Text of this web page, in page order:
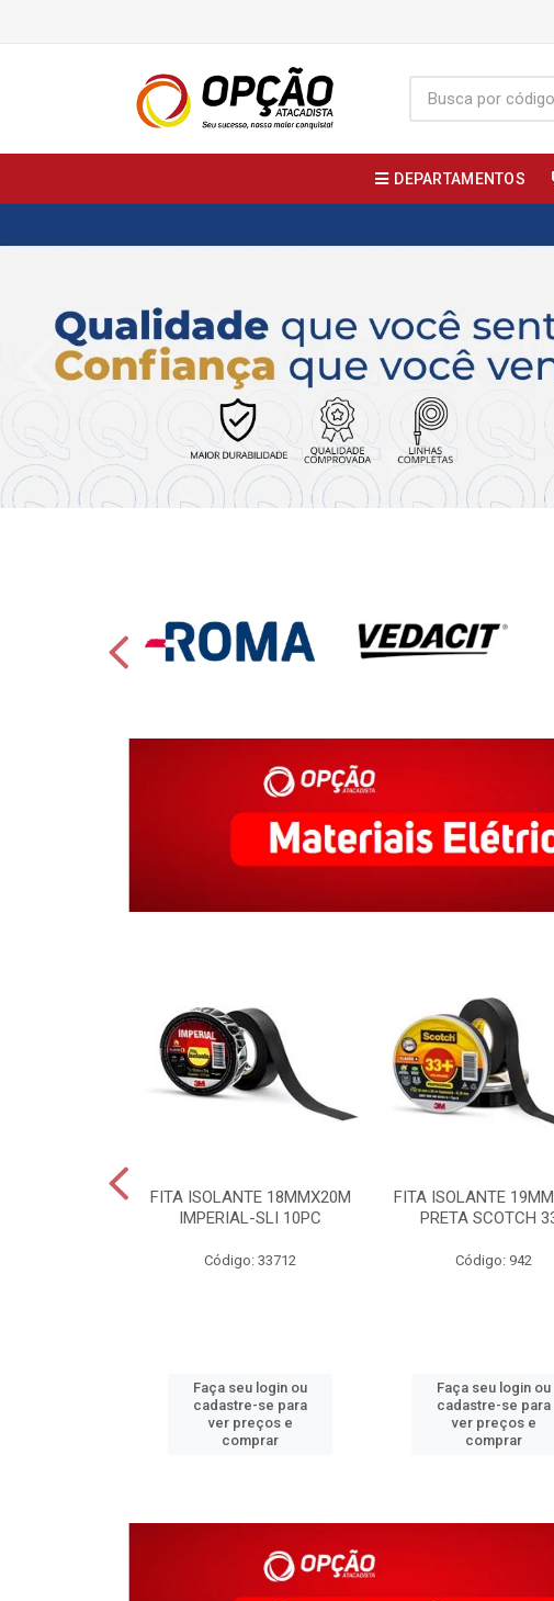
DEPARTAMENTOS
FITA ISOLANTE 18MMX20M
IMPERIAL-SLI 10PC
Código: 33712
Faça seu login ou
cadastre-se para
ver preços e
comprar
FITA ISOLANTE
PRETA SCOTCH
Código: 942
Faça seu login ou
cadastre-se para
ver preços e
comprar